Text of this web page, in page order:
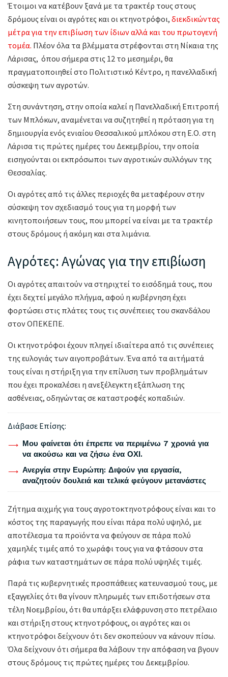
Έτοιμοι να κατέβουν ξανά με τα τρακτέρ τους στους
δρόμους είναι οι αγρότες και οι κτηνοτρόφοι, διεκδικώντας
μέτρα για την επιβίωση των ίδιων αλλά και του πρωτογενή
τομέα. Πλέον όλα τα βλέμματα στρέφονται στη Νίκαια της
Λάρισας, όπου σήμερα στις 12 το μεσημέρι, θα
πραγματοποιηθεί στο Πολιτιστικό Κέντρο, η πανελλαδική
σύσκεψη των αγροτών.
Στη συνάντηση, στην οποία καλεί η Πανελλαδική Επιτροπή
των Μπλόκων, αναμένεται να συζητηθεί η πρόταση για τη
δημιουργία ενός ενιαίου Θεσσαλικού μπλόκου στη Ε.Ο. στη
Λάρισα τις πρώτες ημέρες του Δεκεμβρίου, την οποία
εισηγούνται οι εκπρόσωποι των αγροτικών συλλόγων της
Θεσσαλίας.
Οι αγρότες από τις άλλες περιοχές θα μεταφέρουν στην
σύσκεψη τον σχεδιασμό τους για τη μορφή των
κινητοποιήσεων τους, που μπορεί να είναι με τα τρακτέρ
στους δρόμους ή ακόμη και στα λιμάνια.
Αγρότες: Αγώνας για την επιβίωση
Οι αγρότες απαιτούν να στηριχτεί το εισόδημά τους, που
έχει δεχτεί μεγάλο πλήγμα, αφού η κυβέρνηση έχει
φορτώσει στις πλάτες τους τις συνέπειες του σκανδάλου
στον ΟΠΕΚΕΠΕ.
Οι κτηνοτρόφοι έχουν πληγεί ιδιαίτερα από τις συνέπειες
της ευλογιάς των αιγοπροβάτων. Ένα από τα αιτήματά
τους είναι η στήριξη για την επίλυση των προβλημάτων
που έχει προκαλέσει η ανεξέλεγκτη εξάπλωση της
ασθένειας, οδηγώντας σε καταστροφές κοπαδιών.
Διάβασε Επίσης:
Μου φαίνεται ότι έπρεπε να περιμένω 7 χρονιά για
να ακούσω και να ζήσω ένα ΟΧΙ.
Ανεργία στην Ευρώπη: Διψούν για εργασία,
αναζητούν δουλειά και τελικά φεύγουν μετανάστες
Ζήτημα αιχμής για τους αγροτοκτηνοτρόφους είναι και το
κόστος της παραγωγής που είναι πάρα πολύ υψηλό, με
αποτέλεσμα τα προϊόντα να φεύγουν σε πάρα πολύ
χαμηλές τιμές από το χωράφι τους για να φτάσουν στα
ράφια των καταστημάτων σε πάρα πολύ υψηλές τιμές.
Παρά τις κυβερνητικές προσπάθειες κατευνασμού τους, με
εξαγγελίες ότι θα γίνουν πληρωμές των επιδοτήσεων στα
τέλη Νοεμβρίου, ότι θα υπάρξει ελάφρυνση στο πετρέλαιο
και στήριξη στους κτηνοτρόφους, οι αγρότες και οι
κτηνοτρόφοι δείχνουν ότι δεν σκοπεύουν να κάνουν πίσω.
Όλα δείχνουν ότι σήμερα θα λάβουν την απόφαση να βγουν
στους δρόμους τις πρώτες ημέρες του Δεκεμβρίου.